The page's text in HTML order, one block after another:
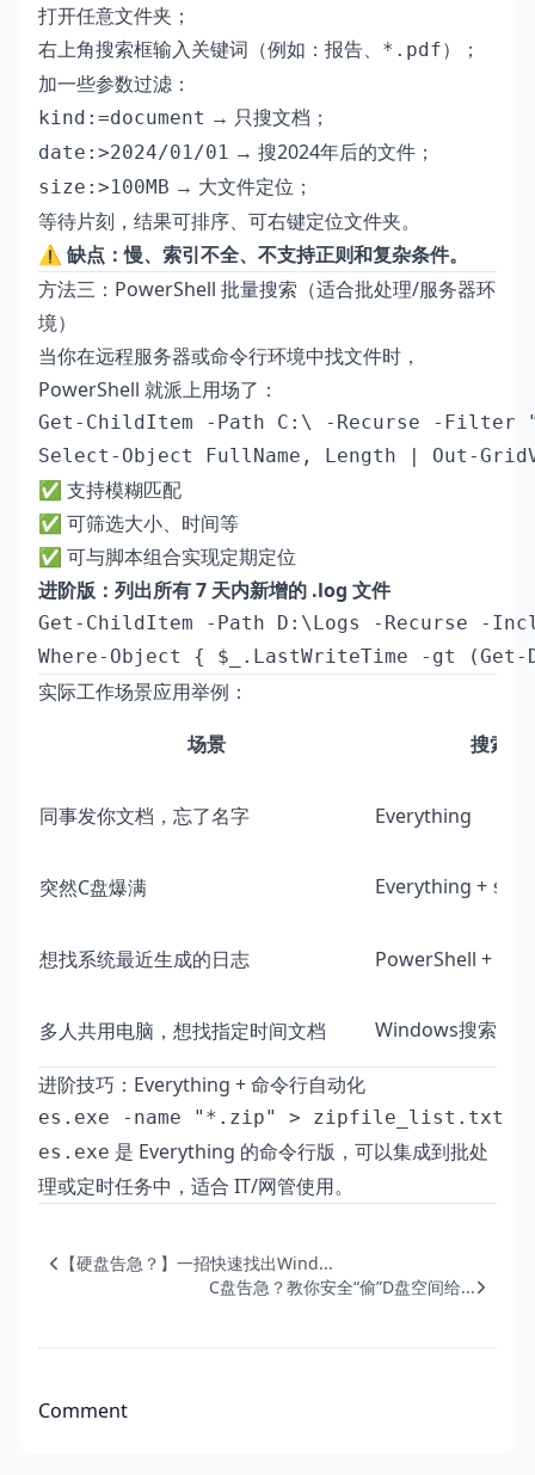
打开任意文件夹；
右上角搜索框输入关键词（例如： 报告、 *.pdf）；
加一些参数过滤：
kind:=document → 只搜文档；
date:>2024/01/01 → 搜2024年后的文件；
size:>100MB → 大文件定位；
等待片刻，结果可排序、可右键定位文件夹。
⚠️ 缺点：慢、索引不全、不支持正则和复杂条件。
方法三：PowerShell 批量搜索（适合批处理/服务器环
境）
当你在远程服务器或命令行环境中找文件时，
PowerShell 就派上用场了：
Get-ChildItem -Path C:\ -Recurse -Filter
✅ 支持模糊匹配
✅ 可筛选大小、时间等
✅ 可与脚本组合实现定期定位
进阶版：列出所有 7 天内新增的 .log 文件
Get-ChildItem -Path D:\Logs -Recurse -
实际工作场景应用举例：
场景
搜索方
同事发你文档，忘了名字 Everything
突然C盘爆满 Everything +
想找系统最近生成的日志 PowerShell + 时
多人共用电脑，想找指定时间文档 Windows搜索 +
进阶技巧：Everything + 命令行自动化
es.exe 是 Everything 的命令行版，可以集成到批处
理或定时任务中，适合 IT/网管使用。
【硬盘告急？】一招快速找出Wind...
C盘告急？教你安全“偷”D盘空间给...
Comment